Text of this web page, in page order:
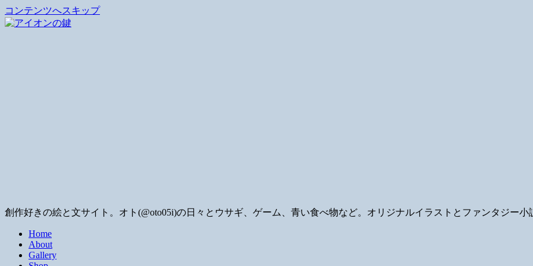
コンテンツへスキップ
創作好きの絵と文サイト。オト(@oto05i)の日々とウサギ、ゲーム、青い食べ物など。オリジナルイラストとファンタジー小
Home
About
Gallery